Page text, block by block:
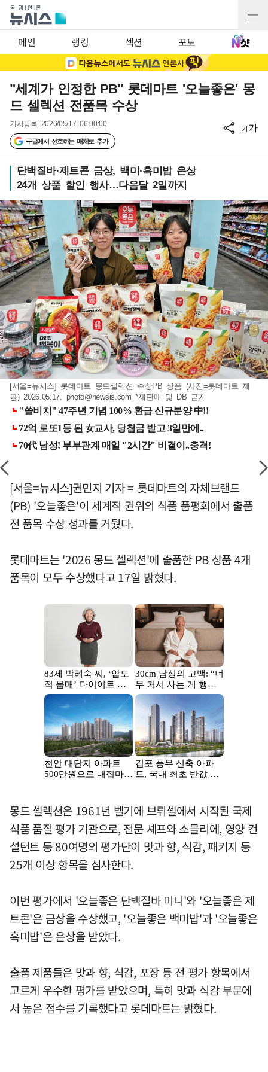
메인 랭킹 섹션 포토
"세계가 인정한 PB" 롯데마트 '오늘좋은' 몽
드 셀렉션 전품목 수상
기사등록 2026/05/17 06:00:00
구글에서 선호하는 매체로 추가
가가
단백질바·제트콘 금상, 백미·흑미밥 은상
24개 상품 할인 행사…다음달 2일까지
[서울=뉴시스] 롯데마트 몽드셀렉션 수상PB 상품 (사진=롯데마트 제
공) 2026.05.17. photo@newsis.com *재판매 및 DB 금지
[서울=뉴시스]권민지 기자 = 롯데마트의 자체브랜드
(PB) '오늘좋은'이 세계적 권위의 식품 품평회에서 출품
전 품목 수상 성과를 거뒀다.
롯데마트는 '2026 몽드 셀렉션'에 출품한 PB 상품 4개
품목이 모두 수상했다고 17일 밝혔다.
몽드 셀렉션은 1961년 벨기에 브뤼셀에서 시작된 국제
식품 품질 평가 기관으로, 전문 셰프와 소믈리에, 영양 컨
설턴트 등 80여명의 평가단이 맛과 향, 식감, 패키지 등
25개 이상 항목을 심사한다.
이번 평가에서 '오늘좋은 단백질바 미니'와 '오늘좋은 제
트콘'은 금상을 수상했고, '오늘좋은 백미밥'과 '오늘좋은
흑미밥'은 은상을 받았다.
출품 제품들은 맛과 향, 식감, 포장 등 전 평가 항목에서
고르게 우수한 평가를 받았으며, 특히 맛과 식감 부문에
서 높은 점수를 기록했다고 롯데마트는 밝혔다.